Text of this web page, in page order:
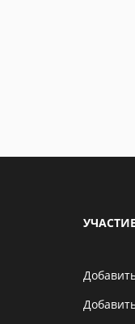
УЧАСТИЕ